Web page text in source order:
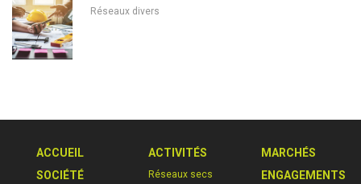
Réseaux divers
ACCUEIL
SOCIÉTÉ
ACTIVITÉS
Réseaux secs
MARCHÉS
ENGAGEMENTS